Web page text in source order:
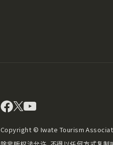
Copyright © Iwate Tourism